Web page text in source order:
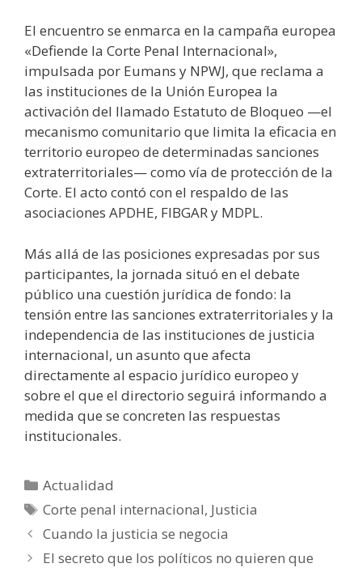
El encuentro se enmarca en la campaña europea
«Defiende la Corte Penal Internacional»,
impulsada por Eumans y NPWJ, que reclama a
las instituciones de la Unión Europea la
activación del llamado Estatuto de Bloqueo —el
mecanismo comunitario que limita la eficacia en
territorio europeo de determinadas sanciones
extraterritoriales— como vía de protección de la
Corte. El acto contó con el respaldo de las
asociaciones APDHE, FIBGAR y MDPL.
Más allá de las posiciones expresadas por sus
participantes, la jornada situó en el debate
público una cuestión jurídica de fondo: la
tensión entre las sanciones extraterritoriales y la
independencia de las instituciones de justicia
internacional, un asunto que afecta
directamente al espacio jurídico europeo y
sobre el que el directorio seguirá informando a
medida que se concreten las respuestas
institucionales.
Categorías
Actualidad
Etiquetas
Corte penal internacional, Justicia
Cuando la justicia se negocia
El secreto que los políticos no quieren que